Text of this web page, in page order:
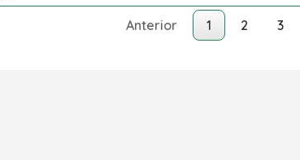
Anterior 1 2 3